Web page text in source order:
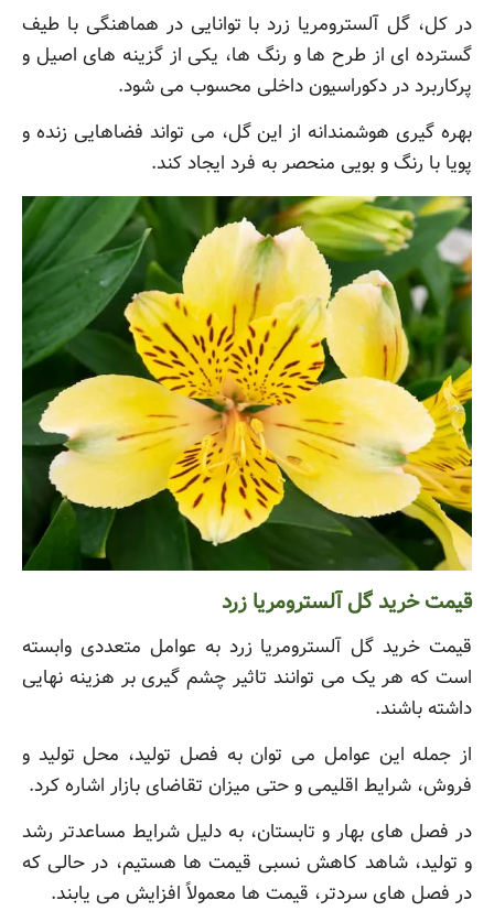
در کل، گل آلسترومریا زرد با توانایی در هماهنگی با طیف
گسترده ای از طرح ها و رنگ ها، یکی از گزینه های اصیل و
پرکاربرد در دکوراسیون داخلی محسوب می شود.
بهره گیری هوشمندانه از این گل، می تواند فضاهایی زنده و
پویا با رنگ و بویی منحصر به فرد ایجاد کند.
قیمت خرید گل آلسترومریا زرد
قیمت خرید گل آلسترومریا زرد به عوامل متعددی وابسته
است که هر یک می توانند تاثیر چشم گیری بر هزینه نهایی
داشته باشند.
از جمله این عوامل می توان به فصل تولید، محل تولید و
فروش، شرایط اقلیمی و حتی میزان تقاضای بازار اشاره کرد.
در فصل های بهار و تابستان، به دلیل شرایط مساعدتر رشد
و تولید، شاهد کاهش نسبی قیمت ها هستیم، در حالی که
در فصل های سردتر، قیمت ها معمولاً افزایش می یابند.